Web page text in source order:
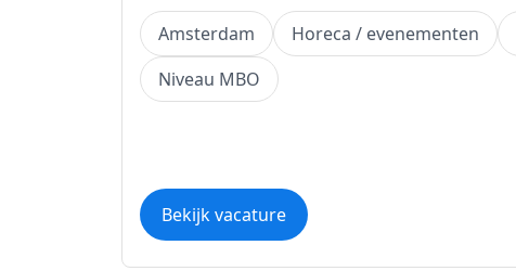
Amsterdam Horeca / evenementen
Niveau MBO
Bekijk vacature